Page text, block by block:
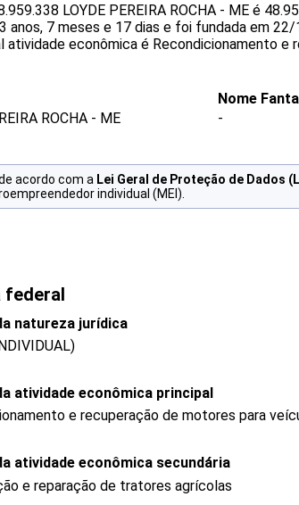
LOYDE PEREIRA ROCHA - ME é
3 anos, 7 meses e 17 dias e foi fundada em
atividade econômica é Recondicionamento
ROCHA - ME
Nome
-
acordo com a Lei Geral de Proteção de Dados
individual (MEI).
federal
natureza jurídica
atividade econômica principal
e recuperação de motores para
atividade econômica secundária
e reparação de tratores agrícolas